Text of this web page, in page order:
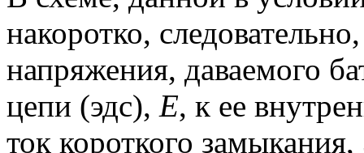
накоротко,
напряжения, даваемого
цепи (эдс), E, к ее
ток короткого